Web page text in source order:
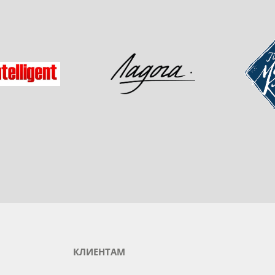
Ладога
КЛИЕНТАМ